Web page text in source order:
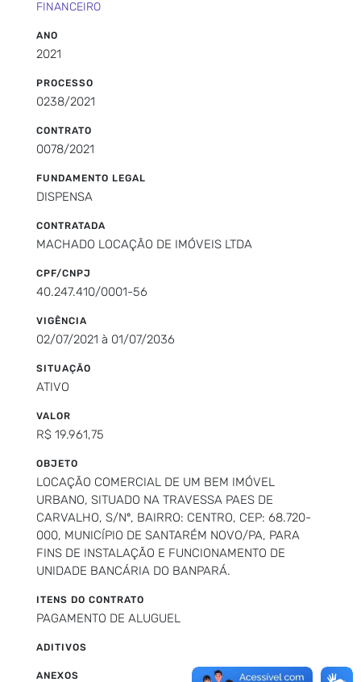
FINANCEIRO
ANO
2021
PROCESSO
0238/2021
CONTRATO
0078/2021
FUNDAMENTO LEGAL
DISPENSA
CONTRATADA
MACHADO LOCAÇÃO DE IMÓVEIS LTDA
CPF/CNPJ
40.247.410/0001-56
VIGÊNCIA
02/07/2021 à 01/07/2036
SITUAÇÃO
ATIVO
VALOR
R$ 19.961,75
OBJETO
LOCAÇÃO COMERCIAL DE UM BEM IMÓVEL
URBANO, SITUADO NA TRAVESSA PAES DE
CARVALHO, S/Nº, BAIRRO: CENTRO, CEP: 68.720-
000, MUNICÍPIO DE SANTARÉM NOVO/PA, PARA
FINS DE INSTALAÇÃO E FUNCIONAMENTO DE
UNIDADE BANCÁRIA DO BANPARÁ.
ITENS DO CONTRATO
PAGAMENTO DE ALUGUEL
ADITIVOS
ANEXOS